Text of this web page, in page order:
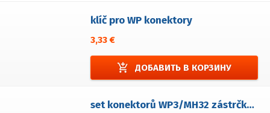
klíč pro WP konektory
3,33 €
add_shopping_cart ДОБАВИТЬ В КОРЗИНУ
set konektorů WP3/MH32 zástrčka+zásuvka konektorová kabelová